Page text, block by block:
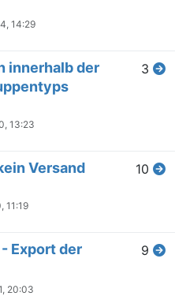
14:29
innerhalb der
13:23
3
Versand
11:19
10
Export der
20:03
9